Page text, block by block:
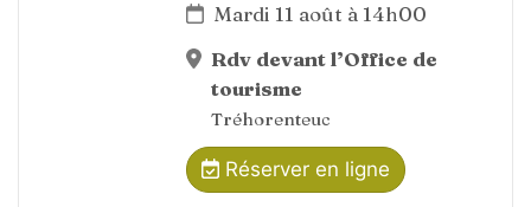
Mardi 11 août à 14h00
Rdv devant l’Office de
tourisme
Tréhorenteuc
Réserver en ligne